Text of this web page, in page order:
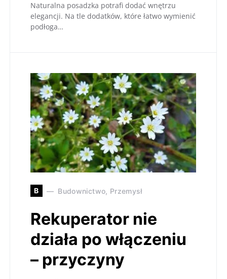
Naturalna posadzka potrafi dodać wnętrzu
elegancji. Na tle dodatków, które łatwo wymienić
podłoga…
B Budownictwo, Przemysł
Rekuperator nie
działa po włączeniu
– przyczyny